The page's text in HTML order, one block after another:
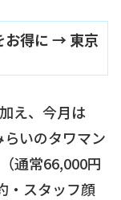
お得に → 東京
え、今月は
いのタワマン
通常66,000円
・スタッフ顔